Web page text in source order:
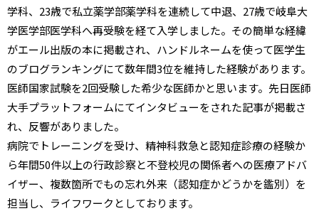
学科、23歳で私立薬学部薬学科を連続して中退、27歳で岐阜大
学医学部医学科へ再受験を経て入学しました。その簡単な経緯
がエール出版の本に掲載され、ハンドルネームを使って医学生
のブログランキングにて数年間3位を維持した経験があります。
医師国家試験を2回受験した希少な医師かと思います。先日医師
大手プラットフォームにてインタビューをされた記事が掲載さ
れ、反響がありました。
病院でトレーニングを受け、精神科救急と認知症診療の経験か
ら年間50件以上の行政診察と不登校児の関係者への医療アドバ
イザー、複数箇所でもの忘れ外来（認知症かどうかを鑑別）を
担当し、ライフワークとしております。